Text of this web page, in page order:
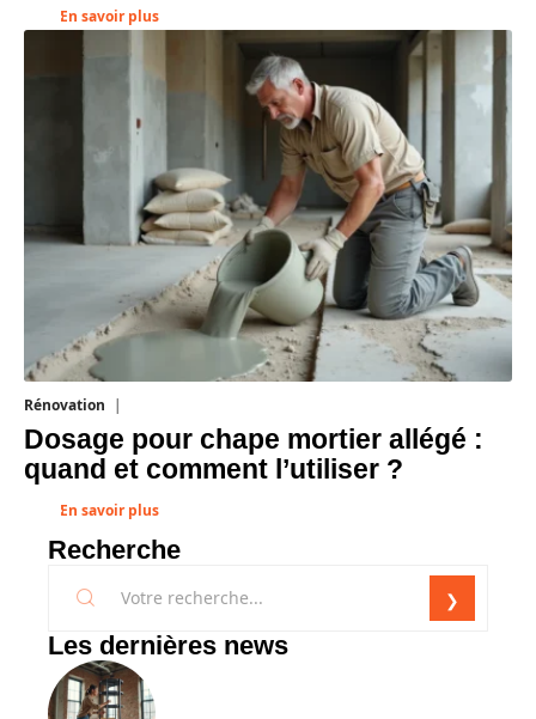
En savoir plus
Rénovation
Dosage pour chape mortier allégé :
quand et comment l’utiliser ?
En savoir plus
Recherche
Les dernières news